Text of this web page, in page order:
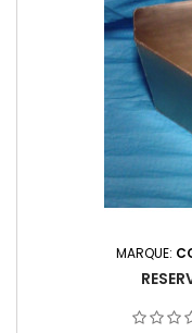
MARQUE: